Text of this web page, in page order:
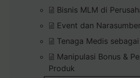
Bisnis MLM di
Event dan
Tenaga Medis
Manipulasi Bonus &
Produk